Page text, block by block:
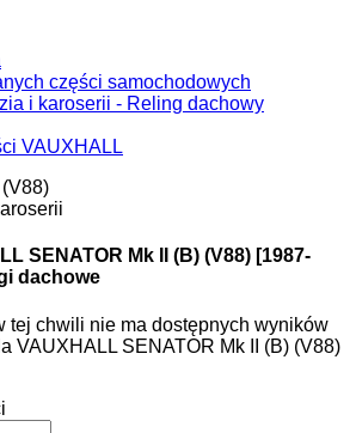
części samochodowych
i karoserii - Reling dachowy
VAUXHALL
SENATOR Mk II (B) (V88) [1987-
dachowe
tej chwili nie ma dostępnych wyników
VAUXHALL SENATOR Mk II (B) (V88)